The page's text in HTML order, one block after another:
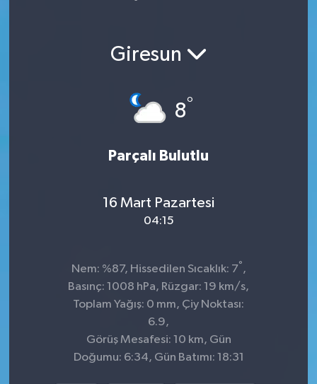
Giresun
8°
Parçalı Bulutlu
16 Mart Pazartesi
04:15
Nem: %87, Hissedilen Sıcaklık: 7° ,
Basınç: 1008 hPa, Rüzgar: 19 km/s,
Toplam Yağış: 0 mm, Çiy Noktası:
6.9,
Görüş Mesafesi: 10 km, Gün
Doğumu: 6:34, Gün Batımı: 18:31